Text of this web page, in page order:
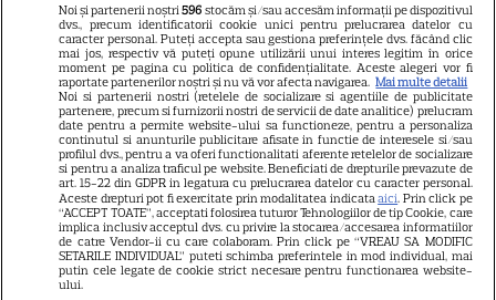
5
NETFLIX
„Palatul de Est”, noul fenomen
coreean de pe Netflix: Regele
blestemat, fantomele și
exorcistul care sfidează
moartea
PRIME VIDEO
Când „Fălci” se întâlnește cu
„Coborâre întunecată”:
Noi și partenerii noștri596 stocăm și/sau accesăm informații pe dispozitivul
dvs., precum identificatorii cookie unici pentru prelucrarea datelor cu
caracter personal. Puteți accepta sau gestiona preferințele dvs. făcând clic
mai jos, respectiv vă puteți opune utilizării unui interes legitim în orice
moment pe pagina cu politica de confidențialitate. Aceste alegeri vor fi
raportate partenerilor noștri și nu vă vor afecta navigarea. Mai multe detalii
Noi si partenerii nostri (retelele de socializare si agentiile de publicitate
partenere, precum si furnizorii nostri de servicii de date analitice) prelucram
date pentru a permite website-ului sa functioneze, pentru a personaliza
continutul si anunturile publicitare afisate in functie de interesele si/sau
profilul dvs., pentru a va oferi functionalitati aferente retelelor de socializare
si pentru a analiza traficul pe website. Beneficiati de drepturile prevazute de
art. 15-22 din GDPR in legatura cu prelucrarea datelor cu caracter personal.
Aceste drepturi pot fi exercitate prin modalitatea indicataaici. Prin click pe
“ACCEPT TOATE”, acceptati folosirea tuturor Tehnologiilor de tip Cookie, care
implica inclusiv acceptul dvs. cu privire la stocarea/accesarea informatiilor
de catre Vendor-ii cu care colaboram. Prin click pe “VREAU SA MODIFIC
SETARILE INDIVIDUAL” puteti schimba preferintele in mod individual, mai
putin cele legate de cookie strict necesare pentru functionarea website-
ului.